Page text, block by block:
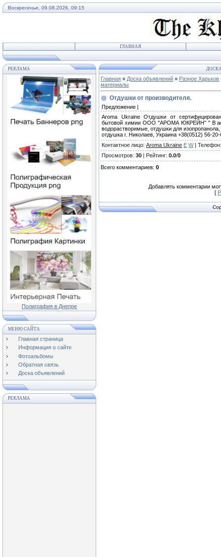
Воскресенье, 09.08.2026, 09:15
ГЛАВНАЯ
РЕКЛАМА
Полиграфия в Днепре
МЕНЮ САЙТА
Главная страница
Информация о сайте
Фотоальбомы
Обратная связь
Доска объявлений
РЕКЛАМА
Главная » Доска объявлений » Разное Харьков
материалы
Отдушки от производителя.
Предложение |
Aroma Ukraine Отдушки от
бытовой химии ООО "АРОМА ЮКРЕЙН" " В
водорастворимые, отдушки для
отдушка г. Николаев, Украина +38(0512) 56-
Контактное лицо: Aroma Ukraine E W| Телефон
Просмотров: 30 | Рейтинг: 0.0/0
Всего комментариев: 0
Добавлять комментарии
[